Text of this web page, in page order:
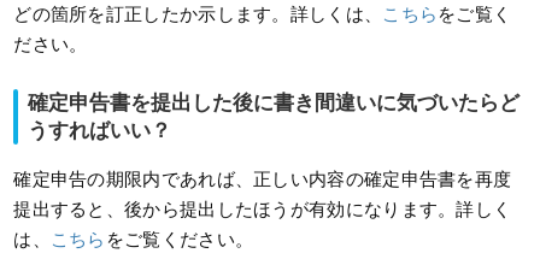
どの箇所を訂正したか示します。詳しくは、
こちら をご覧く
ださい。
確定申告書を提出した後に書き間違いに気づいたらど
うすればいい？
確定申告の期限内であれば、正しい内容の確定申告書を再度
提出すると、後から提出したほうが有効になります。詳しく
は、
こちら をご覧ください。